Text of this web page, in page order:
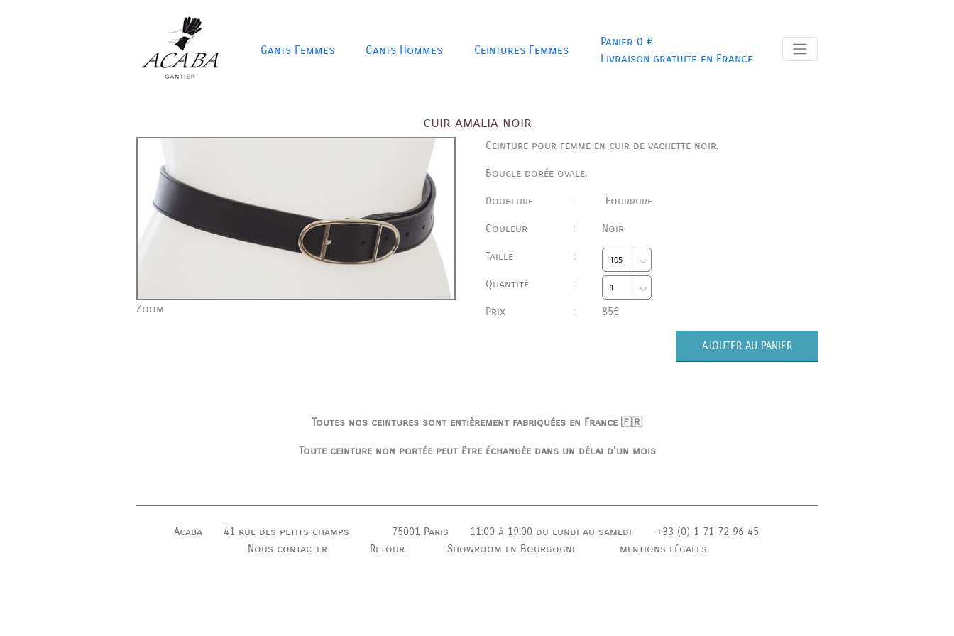
Gants Femmes Gants Hommes Ceintures Femmes
Panier 0 €
Livraison gratuite en France
cuir amalia noir
Zoom
Ceinture pour femme en cuir de vachette noir.
Boucle dorée ovale.
Doublure : Fourrure
Couleur : Noir
Taille :
Quantité :
Prix : 85€
AJOUTER AU PANIER
Toutes nos ceintures sont entièrement fabriquées en France 🇫🇷
Toute ceinture non portée peut être échangée dans un délai d'un mois
Acaba 41 rue des petits champs 75001 Paris 11:00 à 19:00 du lundi au samedi
+33 (0) 1 71 72 96 45
Nous contacter
Retour Showroom en Bourgogne mentions légales